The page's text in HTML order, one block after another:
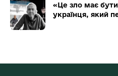
«Це зло має
українця, який